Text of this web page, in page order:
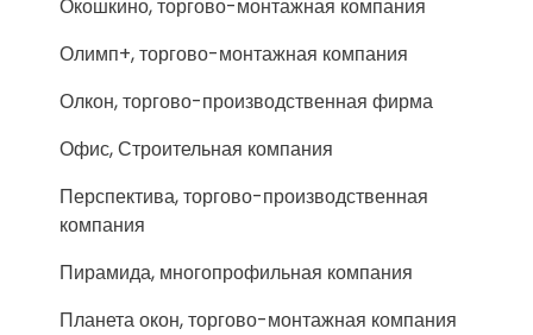
Окошкино, торгово-монтажная компания
Олимп+, торгово-монтажная компания
Олкон, торгово-производственная фирма
Офис, Строительная компания
Перспектива, торгово-производственная
компания
Пирамида, многопрофильная компания
Планета окон, торгово-монтажная компания